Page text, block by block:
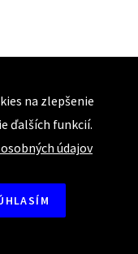
na zlepšenie
ďalších funkcií.
údajov